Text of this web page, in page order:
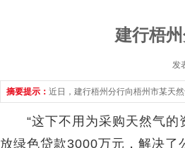
建行梧
发
摘要提示： 近日，建行梧州分行向梧州市某天
“这下不用为采购天然气的
放绿色贷款3000万元，解决了